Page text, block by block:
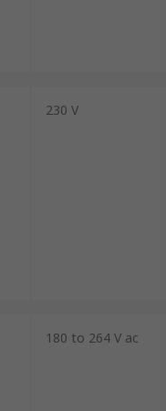
230 V
180 to 264 V ac